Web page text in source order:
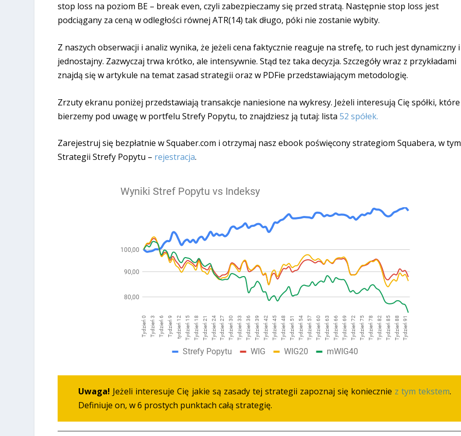
stop loss na poziom BE – break even, czyli zabezpieczamy się przed stratą. Następnie stop loss jest
podciągany za ceną w odległości równej ATR(14) tak długo, póki nie zostanie wybity.
Z naszych obserwacji i analiz wynika, że jeżeli cena faktycznie reaguje na strefę, to ruch jest dynamiczny i
jednostajny. Zazwyczaj trwa krótko, ale intensywnie. Stąd tez taka decyzja. Szczegóły wraz z przykładami
znajdą się w artykule na temat zasad strategii oraz w PDFie przedstawiającym metodologię.
Zrzuty ekranu poniżej przedstawiają transakcje naniesione na wykresy. Jeżeli interesują Cię spółki, które
bierzemy pod uwagę w portfelu Strefy Popytu, to znajdziesz ją tutaj: lista 52 spółek.
Zarejestruj się bezpłatnie w Squaber.com i otrzymaj nasz ebook poświęcony strategiom Squabera, w tym
Strategii Strefy Popytu – rejestracja.
Uwaga! Jeżeli interesuje Cię jakie są zasady tej strategii zapoznaj się koniecznie z tym tekstem.
Definiuje on, w 6 prostych punktach całą strategię.